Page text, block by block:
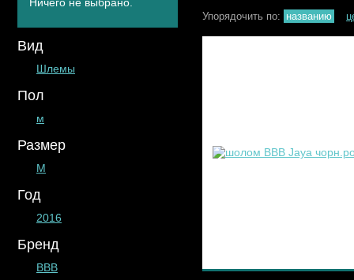
Вид
Шлемы
Пол
м
Размер
M
Год
2016
Бренд
BBB
Упорядочить по: названию